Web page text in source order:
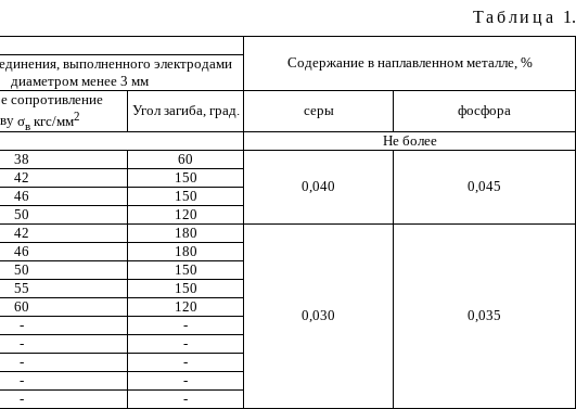
Таблица 1.
Содержание в наплавленном металле, %
выполненного электродами
диаметром менее 3 мм
сопротивление
σв кгс/мм2 Угол загиба, град. серы
фосфора
Не более
38
60
0,040
0,045
42
150
46
150
50
120
42 180
0,030 0,035
46
180
50
150
55
150
60
120
-
-
-
-
-
-
-
-
- -